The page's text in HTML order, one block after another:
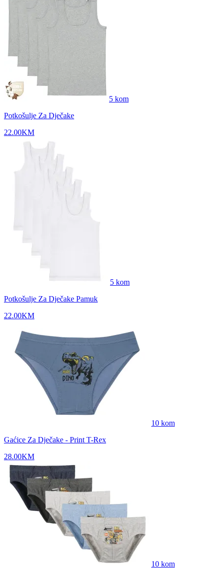
5 kom
Potkošulje Za Dječake
22.00KM
5 kom
Potkošulje Za Dječake Pamuk
22.00KM
10 kom
Gaćice Za Dječake - Print T-Rex
28.00KM
10 kom